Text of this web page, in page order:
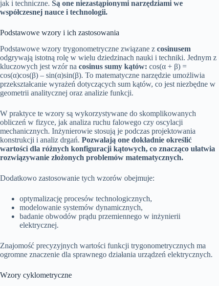
jak i techniczne. Są one niezastąpionymi narzędziami we
współczesnej nauce i technologii.
Podstawowe wzory i ich zastosowania
Podstawowe wzory trygonometryczne związane z cosinusem
odgrywają istotną rolę w wielu dziedzinach nauki i techniki. Jednym z
kluczowych jest wzór na cosinus sumy kątów: cos(α + β) =
cos(α)cos(β) – sin(α)sin(β). To matematyczne narzędzie umożliwia
przekształcanie wyrażeń dotyczących sum kątów, co jest niezbędne w
geometrii analitycznej oraz analizie funkcji.
W praktyce te wzory są wykorzystywane do skomplikowanych
obliczeń w fizyce, jak analiza ruchu falowego czy oscylacji
mechanicznych. Inżynierowie stosują je podczas projektowania
konstrukcji i analiz drgań. Pozwalają one dokładnie określić
wartości dla różnych konfiguracji kątowych, co znacząco ułatwia
rozwiązywanie złożonych problemów matematycznych.
Dodatkowo zastosowanie tych wzorów obejmuje:
optymalizację procesów technologicznych,
modelowanie systemów dynamicznych,
badanie obwodów prądu przemiennego w inżynierii
elektrycznej.
Znajomość precyzyjnych wartości funkcji trygonometrycznych ma
ogromne znaczenie dla sprawnego działania urządzeń elektrycznych.
Wzory cyklometryczne